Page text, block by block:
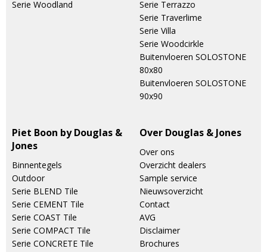
Serie Woodland
Serie Terrazzo
Serie Traverlime
Serie Villa
Serie Woodcirkle
Buitenvloeren SOLOSTONE
80x80
Buitenvloeren SOLOSTONE
90x90
Piet Boon by Douglas &
Jones
Binnentegels
Outdoor
Serie BLEND Tile
Serie CEMENT Tile
Serie COAST Tile
Serie COMPACT Tile
Serie CONCRETE Tile
Over Douglas & Jones
Over ons
Overzicht dealers
Sample service
Nieuwsoverzicht
Contact
AVG
Disclaimer
Brochures